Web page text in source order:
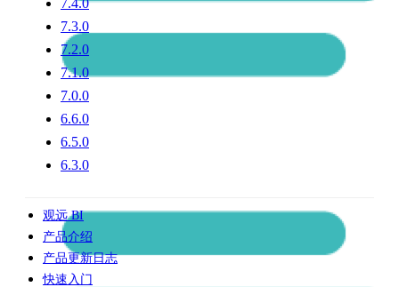
7.3.0
7.2.0
7.1.0
7.0.0
6.6.0
6.5.0
6.3.0
观远 BI
产品介绍
产品更新日志
快速入门